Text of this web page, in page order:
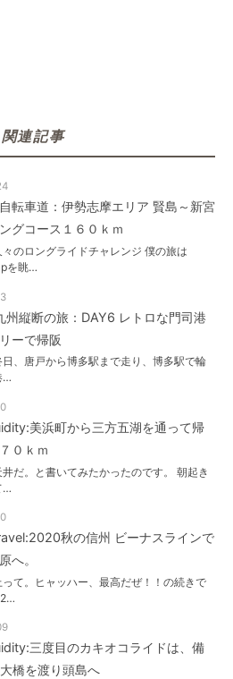
関連記事
転車道：伊勢志摩エリア 賢島～新宮
グコース１６０ｋｍ
のロングライドチャレンジ 僕の旅は
を眺…
州縦断の旅：DAY6 レトロな門司港
ーで帰阪
日、唐戸から博多駅まで走り、博多駅で輪
…
美浜町から三方五湖を通って帰
０ｋｍ
だ。と書いてみたかったのです。 朝起き
…
秋の信州 ビーナスラインで
へ。
って。ヒャッハー、最高だぜ！！の続きで
三度目のカキオコライドは、備
橋を渡り頭島へ